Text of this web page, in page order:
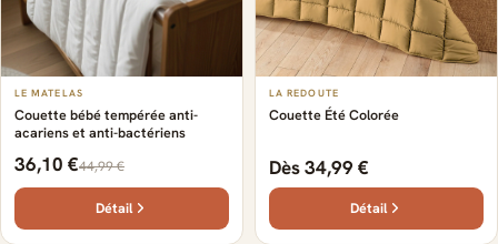
LE MATELAS
Couette bébé tempérée anti-
acariens et anti-bactériens
36,10 €44,99 €
Détail
LA REDOUTE
Couette Été Colorée
Dès 34,99 €
Détail